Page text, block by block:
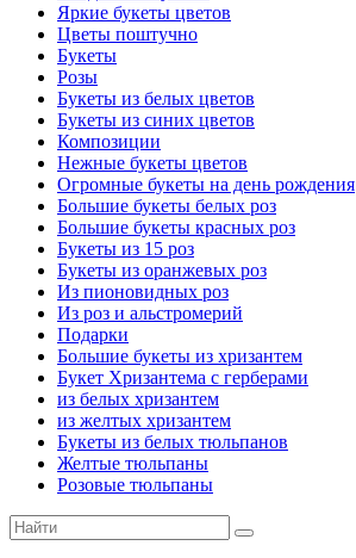
Яркие букеты цветов
Цветы поштучно
Букеты
Розы
Букеты из белых цветов
Букеты из синих цветов
Композиции
Нежные букеты цветов
Огромные букеты на день рождения
Большие букеты белых роз
Большие букеты красных роз
Букеты из 15 роз
Букеты из оранжевых роз
Из пионовидных роз
Из роз и альстромерий
Подарки
Большие букеты из хризантем
Букет Хризантема с герберами
из белых хризантем
из желтых хризантем
Букеты из белых тюльпанов
Желтые тюльпаны
Розовые тюльпаны